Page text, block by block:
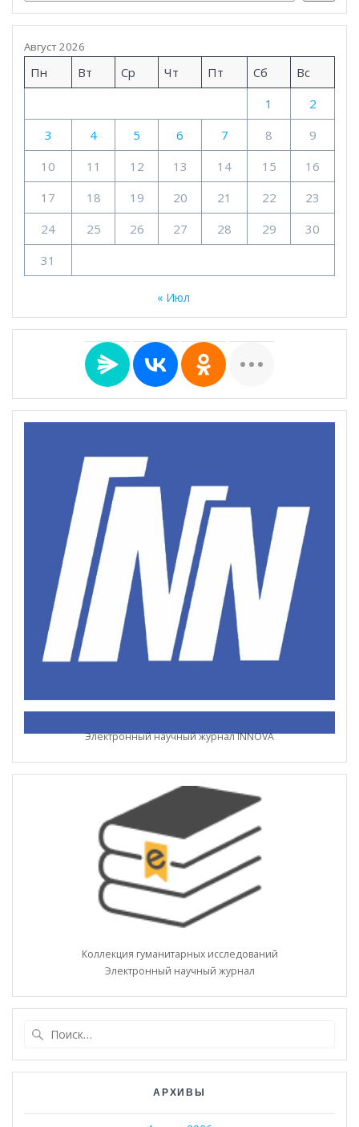
Август 2026
Пн Вт Ср Чт Пт Сб
Вс
1
2
3
4 5 6 7 8
9
10
11 12 13 14 15
16
17
18 19 20 21 22
23
24
25 26 27 28 29
30
31
« Июл
Электронный научный журнал INNOVA
Коллекция гуманитарных исследований
Электронный научный журнал
АРХИВЫ